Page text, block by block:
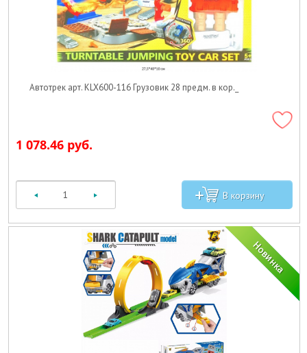
Автотрек арт. KLX600-116 Грузовик 28 предм. в кор._
1 078.46 руб.